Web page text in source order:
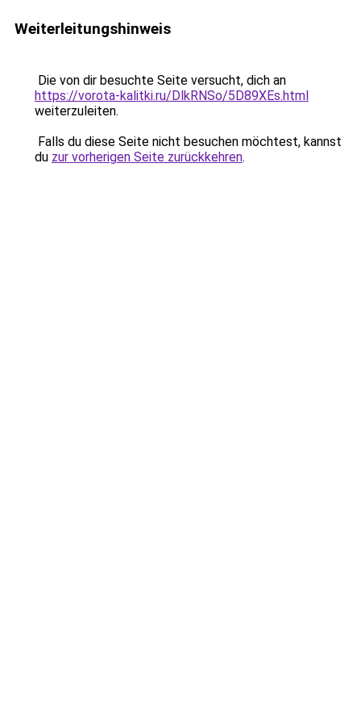
Weiterleitungshinweis
Die von dir besuchte Seite versucht, dich an
https://vorota-kalitki.ru/DlkRNSo/5D89XEs.html
weiterzuleiten.
Falls du diese Seite nicht besuchen möchtest, kannst
du zur vorherigen Seite zurückkehren.